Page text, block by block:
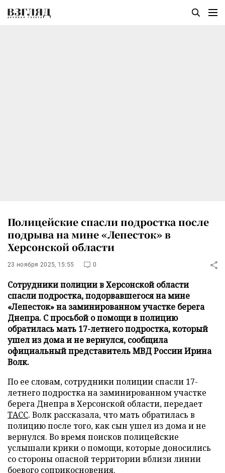
Полицейские спасли подростка после
подрыва на мине «Лепесток» в
Херсонской области
23 ноября 2025, 15:55 0
Сотрудники полиции в Херсонской области
спасли подростка, подорвавшегося на мине
«Лепесток» на заминированном участке берега
Днепра. С просьбой о помощи в полицию
обратилась мать 17-летнего подростка, который
ушел из дома и не вернулся, сообщила
официальный представитель МВД России Ирина
Волк.
По ее словам, сотрудники полиции спасли 17-
летнего подростка на заминированном участке
берега Днепра в Херсонской области, передает
ТАСС. Волк рассказала, что мать обратилась в
полицию после того, как сын ушел из дома и не
вернулся. Во время поисков полицейские
услышали крики о помощи, которые доносились
со стороны опасной территории вблизи линии
боевого соприкосновения.